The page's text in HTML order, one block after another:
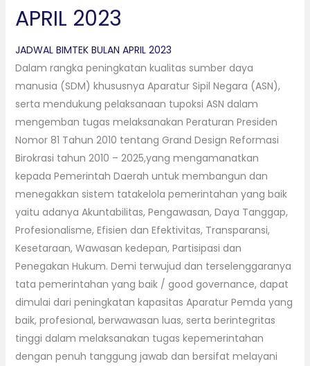
APRIL 2023
JADWAL BIMTEK BULAN APRIL 2023
Dalam rangka peningkatan kualitas sumber daya
manusia (SDM) khususnya Aparatur Sipil Negara (ASN),
serta mendukung pelaksanaan tupoksi ASN dalam
mengemban tugas melaksanakan Peraturan Presiden
Nomor 81 Tahun 2010 tentang Grand Design Reformasi
Birokrasi tahun 2010 – 2025,yang mengamanatkan
kepada Pemerintah Daerah untuk membangun dan
menegakkan sistem tatakelola pemerintahan yang baik
yaitu adanya Akuntabilitas, Pengawasan, Daya Tanggap,
Profesionalisme, Efisien dan Efektivitas, Transparansi,
Kesetaraan, Wawasan kedepan, Partisipasi dan
Penegakan Hukum. Demi terwujud dan terselenggaranya
tata pemerintahan yang baik / good governance, dapat
dimulai dari peningkatan kapasitas Aparatur Pemda yang
baik, profesional, berwawasan luas, serta berintegritas
tinggi dalam melaksanakan tugas kepemerintahan
dengan penuh tanggung jawab dan bersifat melayani